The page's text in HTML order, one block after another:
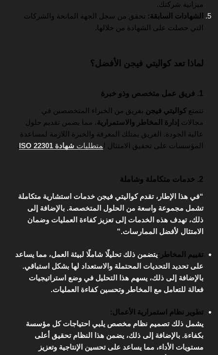
ميزانية شركتك.
الشهادات السابقة: تحقق من سجل الجهة المانحة والشركات
التي حصلت على الشهادة من خلالها.
لماذا تعد كواليتي فيجن الأفضل؟
1. فريق عمل متخصص وذو خبرة
تتمتعكواليتي فيجن بفريق من الخبراء المتخصصين في
مجالات إدارة المخاطر والاستمرارية، مما يضمن تقديم حلول
عالية الجودة. الفريق يمتلك المعرفة والخبرة اللازمة لمساعدة
المؤسسات على تحقيق الامتثال ل متطلبات شهادة ISO 22301 .
2. خدمات متكاملة وشاملة
“في هذا الإطار، تقدم كواليتي فيجن خدمات استشارية متكاملة
تشمل مجموعة واسعة من الحلول المتخصصة. بالإضافة إلى
ذلك، تهدف هذه الخدمات إلى تعزيز كفاءة العمليات وضمان
الامتثال لأفضل الممارسات.”
تقييم المخاطر:يتضمن ذلك تحليلًا شاملًا لبيئة العمل، مما يساعد
على تحديد التحديات المحتملة والاستعداد لها بشكل استباقي.
بالإضافة إلى ذلك، يسهم هذا التحليل في وضع استراتيجيات
فعالة للتعامل مع المخاطر وتحسين كفاءة العمليات.
تطوير نظام استمرارية الأعمال:
يشمل ذلك تصميم نظام مخصص يلبي احتياجات كل مؤسسة
بكفاءة. بالإضافة إلى ذلك، يضمن هذا النظام تحقيق أعلى
مستويات الأداء، مما يساعد على تحسين الإنتاجية وتعزيز